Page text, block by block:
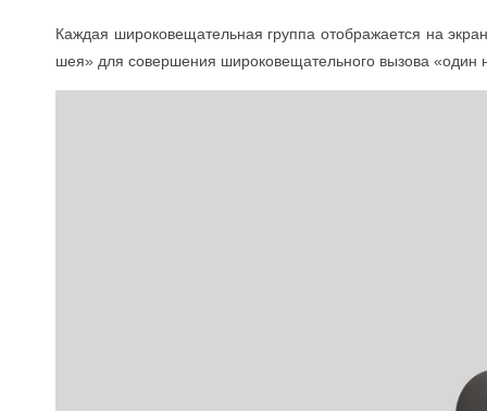
Каждая широковещательная группа отображается на
шея» для совершения широковещательного вызова «один